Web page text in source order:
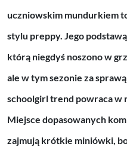
uczniowskim mundurkiem
stylu preppy. Jego
którą niegdyś noszono w
ale w tym sezonie za
schoolgirl trend powraca w
Miejsce dopasowanych
zajmują krótkie miniówki,